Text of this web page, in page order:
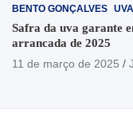
BENTO GONÇALVES
Safra da uva garante
arrancada de 2025
11 de março de 2025